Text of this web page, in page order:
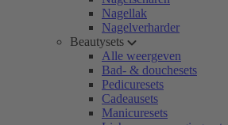
Nagellak
Nagelverharder
Beautysets
Alle weergeven
Bad- & douchesets
Pedicuresets
Cadeausets
Manicuresets